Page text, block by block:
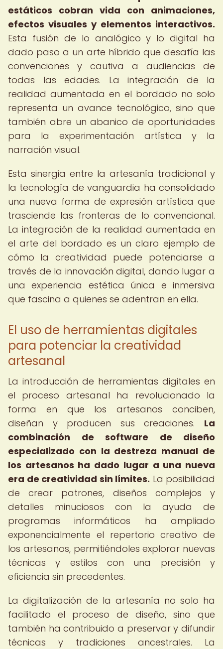
estáticos cobran vida con animaciones,
efectos visuales y elementos interactivos.
Esta fusión de lo analógico y lo digital ha
dado paso a un arte híbrido que desafía las
convenciones y cautiva a audiencias de
todas las edades. La integración de la
realidad aumentada en el bordado no solo
representa un avance tecnológico, sino que
también abre un abanico de oportunidades
para la experimentación artística y la
narración visual.
Esta sinergia entre la artesanía tradicional y
la tecnología de vanguardia ha consolidado
una nueva forma de expresión artística que
trasciende las fronteras de lo convencional.
La integración de la realidad aumentada en
el arte del bordado es un claro ejemplo de
cómo la creatividad puede potenciarse a
través de la innovación digital, dando lugar a
una experiencia estética única e inmersiva
que fascina a quienes se adentran en ella.
El uso de herramientas digitales
para potenciar la creatividad
artesanal
La introducción de herramientas digitales en
el proceso artesanal ha revolucionado la
forma en que los artesanos conciben,
diseñan y producen sus creaciones. La
combinación de software de diseño
especializado con la destreza manual de
los artesanos ha dado lugar a una nueva
era de creatividad sin límites. La posibilidad
de crear patrones, diseños complejos y
detalles minuciosos con la ayuda de
programas informáticos ha ampliado
exponencialmente el repertorio creativo de
los artesanos, permitiéndoles explorar nuevas
técnicas y estilos con una precisión y
eficiencia sin precedentes.
La digitalización de la artesanía no solo ha
facilitado el proceso de diseño, sino que
también ha contribuido a preservar y difundir
técnicas y tradiciones ancestrales. La